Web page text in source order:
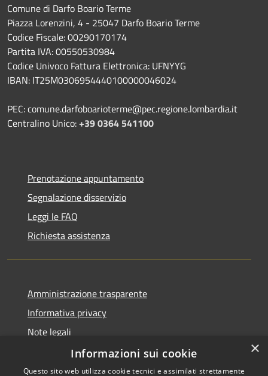
Comune di Darfo Boario Terme
Piazza Lorenzini, 4 - 25047 Darfo Boario Terme
Codice Fiscale: 00290170174
Partita IVA: 00550530984
Codice Univoco Fattura Elettronica: UFNYYG
IBAN: IT25M0306954440100000046024
PEC: comune.darfoboarioterme@pec.regione.lombardia.it
Centralino Unico:+39 0364 541100
Prenotazione appuntamento
Segnalazione disservizio
Leggi le FAQ
Richiesta assistenza
Amministrazione trasparente
Informativa privacy
Note legali
Dichiarazione di accessibilità
×
Informazioni sui cookie
Questo sito web utilizza cookie tecnici e assimilati strettamente